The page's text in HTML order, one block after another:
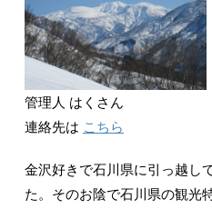
管理人 はくさん
連絡先は こちら
金沢好きで石川県に引っ越し
た。そのお陰で石川県の観光